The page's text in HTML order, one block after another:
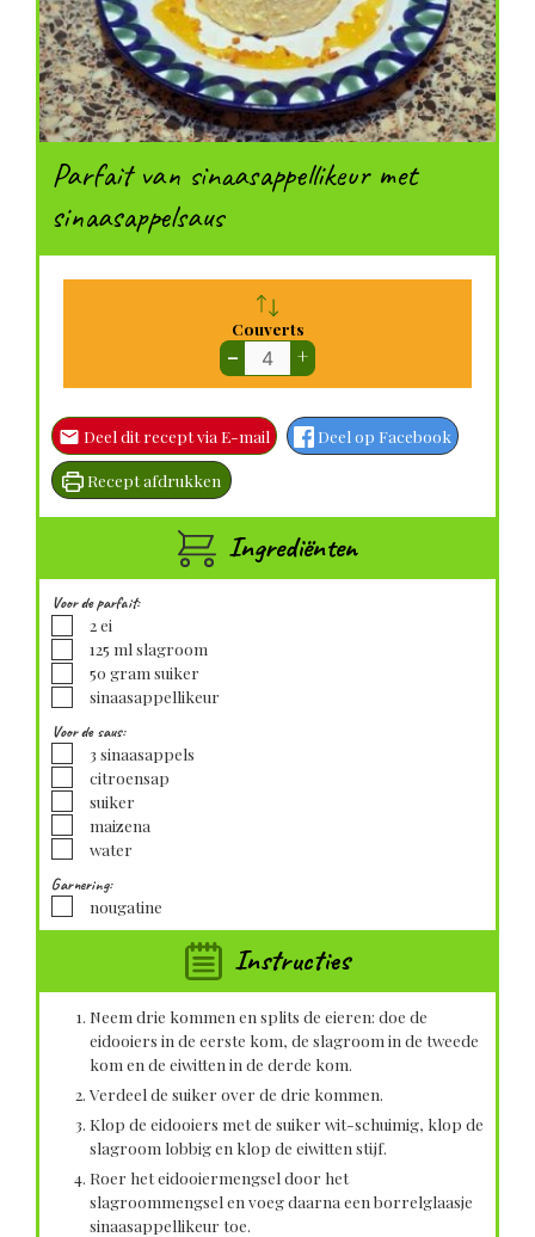
Parfait van sinaasappellikeur met
sinaasappelsaus
Couverts
– +
Deel dit recept via E-mail Deel op Facebook
Recept afdrukken
Ingrediënten
Voor de parfait:
▢
2ei
▢
125 ml slagroom
▢
50 gram suiker
▢
sinaasappellikeur
Voor de saus:
▢
3 sinaasappels
▢
citroensap
▢
suiker
▢
maizena
▢
water
Garnering:
▢
nougatine
Instructies
Neem drie kommen en splits de eieren: doe de
eidooiers in de eerste kom, de slagroom in de tweede
kom en de eiwitten in de derde kom.
Verdeel de suiker over de drie kommen.
Klop de eidooiers met de suiker wit-schuimig, klop de
slagroom lobbig en klop de eiwitten stijf.
Roer het eidooiermengsel door het
slagroommengsel en voeg daarna een borrelglaasje
sinaasappellikeur toe.